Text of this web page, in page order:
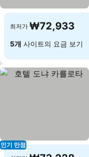
최저가 ₩72,933
5개 사이트의 요금 보기
인기 만점